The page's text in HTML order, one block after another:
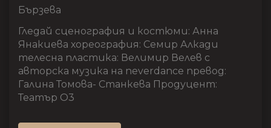
Бързева
Гледай сценография и костюми: Анна
Янакиева хореография: Семир Алкади
телесна пластика: Велимир Велев с
авторска музика на neverdance превод:
Галина Томова- Станкева Продуцент:
Театър О3